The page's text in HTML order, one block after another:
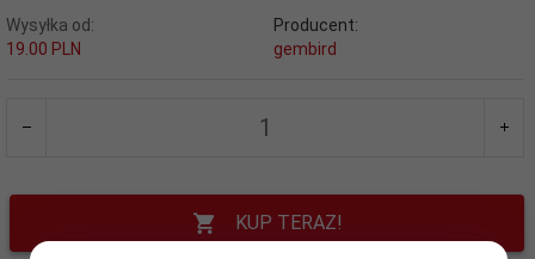
Wysyłka od:
19.00 PLN
Producent:
gembird
KUP TERAZ!